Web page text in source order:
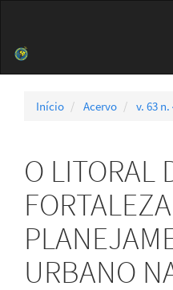
Barra
Início Acervo v. 63
O LITORAL
URBANO